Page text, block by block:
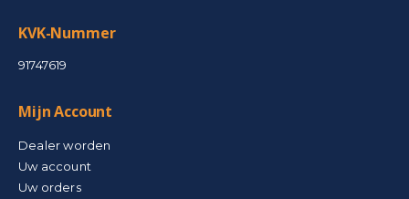
KVK-Nummer
91747619
Mijn Account
Dealer worden
Uw account
Uw orders